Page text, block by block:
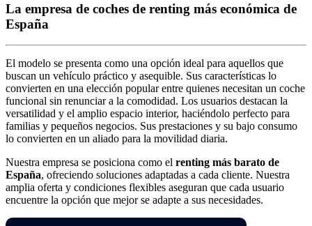
La empresa de coches de renting más económica de
España
El modelo se presenta como una opción ideal para aquellos que
buscan un vehículo práctico y asequible. Sus características lo
convierten en una elección popular entre quienes necesitan un coche
funcional sin renunciar a la comodidad. Los usuarios destacan la
versatilidad y el amplio espacio interior, haciéndolo perfecto para
familias y pequeños negocios. Sus prestaciones y su bajo consumo
lo convierten en un aliado para la movilidad diaria.
Nuestra empresa se posiciona como el renting más barato de
España, ofreciendo soluciones adaptadas a cada cliente. Nuestra
amplia oferta y condiciones flexibles aseguran que cada usuario
encuentre la opción que mejor se adapte a sus necesidades.